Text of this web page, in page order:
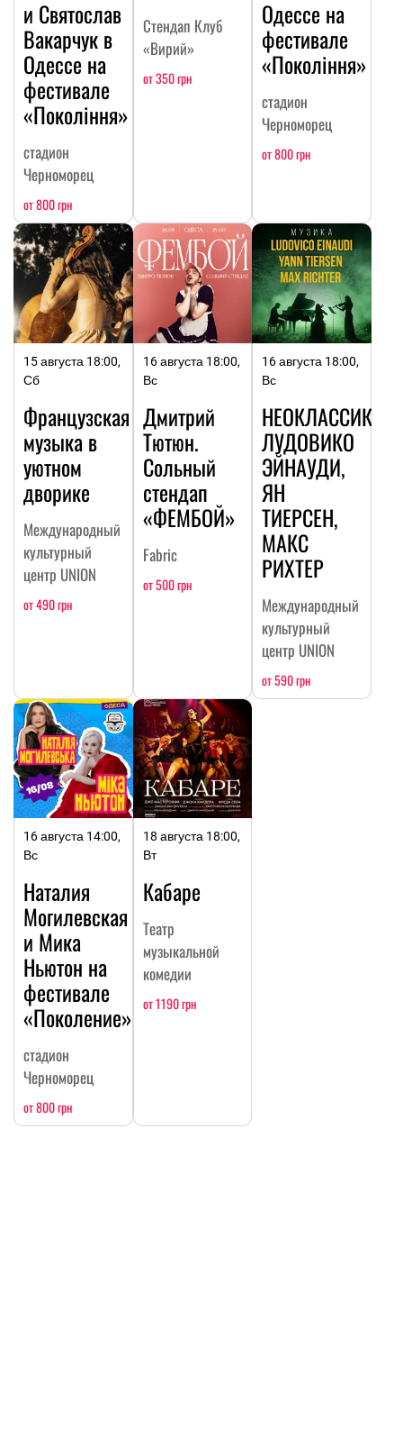
и Святослав
Вакарчук в
Одессе на
фестивале
«Покоління»
стадион
Черноморец
от 800 грн
Стендап Клуб
«Вирий»
от 350 грн
Одессе на
фестивале
«Покоління»
стадион
Черноморец
от 800 грн
15 августа 18:00,
Сб
Французская
музыка в
уютном
дворике
Международный
культурный
центр UNION
от 490 грн
16 августа 18:00,
Вс
Дмитрий
Тютюн.
Сольный
стендап
«ФЕМБОЙ»
Fabric
от 500 грн
16 августа 18:00,
Вс
НЕОКЛАССИКА:
ЛУДОВИКО
ЭЙНАУДИ,
ЯН
ТИЕРСЕН,
МАКС
РИХТЕР
Международный
культурный
центр UNION
от 590 грн
16 августа 14:00,
Вс
Наталия
Могилевская
и Мика
Ньютон на
фестивале
«Поколение»
стадион
Черноморец
от 800 грн
18 августа 18:00,
Вт
Кабаре
Театр
музыкальной
комедии
от 1190 грн